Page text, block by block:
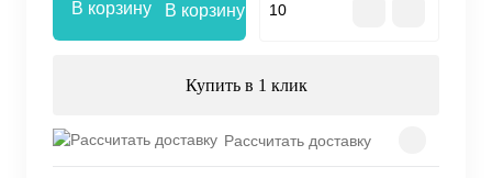
В корзину
Купить в 1 клик
Рассчитать доставку